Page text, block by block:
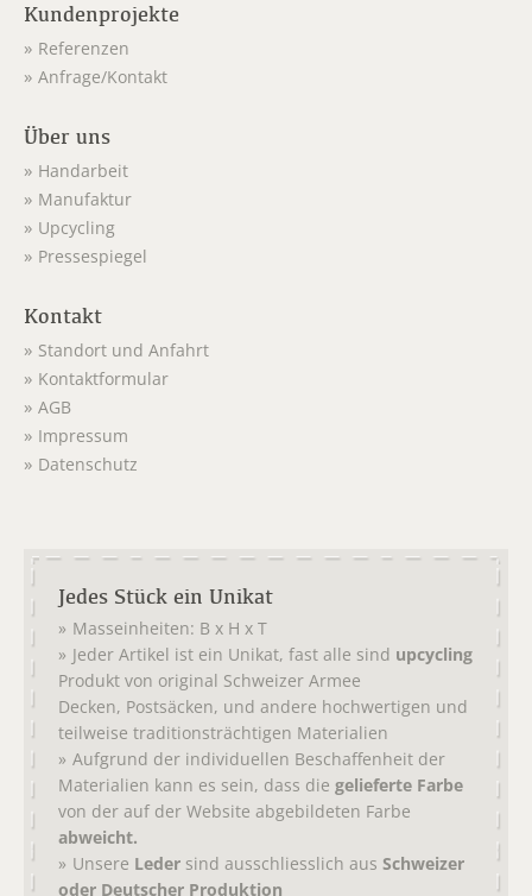
Kundenprojekte
Referenzen
Anfrage/Kontakt
Über uns
Handarbeit
Manufaktur
Upcycling
Pressespiegel
Kontakt
Standort und Anfahrt
Kontaktformular
AGB
Impressum
Datenschutz
Jedes Stück ein Unikat
Masseinheiten: B x H x T
Jeder Artikel ist ein Unikat, fast alle sind upcycling
Produkt von original Schweizer Armee
Decken, Postsäcken, und andere hochwertigen und
teilweise traditionsträchtigen Materialien
Aufgrund der individuellen Beschaffenheit der
Materialien kann es sein, dass die gelieferte Farbe
von der auf der Website abgebildeten Farbe
abweicht.
Unsere Leder sind ausschliesslich aus Schweizer
oder Deutscher Produktion